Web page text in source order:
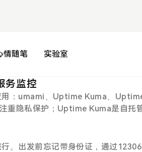
情随笔 实验室
务监控
用：umami、Uptime Kuma、
重隐私保护；Uptime Kuma是自托
。出发前忘记带身份证，通过